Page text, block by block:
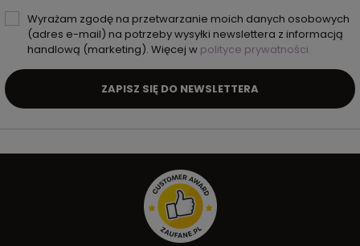
Wyrażam zgodę na przetwarzanie moich danych osobowych
(adres e-mail) na potrzeby wysyłki newslettera z informacją
handlową (marketing). Więcej w polityce prywatności.
ZAPISZ SIĘ DO NEWSLETTERA